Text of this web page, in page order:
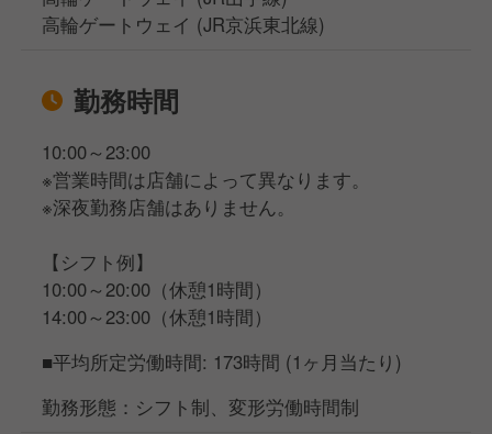
高輪ゲートウェイ (JR京浜東北線)
勤務時間
10:00～23:00
※営業時間は店舗によって異なります。
※深夜勤務店舗はありません。
【シフト例】
10:00～20:00（休憩1時間）
14:00～23:00（休憩1時間）
■平均所定労働時間: 173時間 (1ヶ月当たり)
勤務形態：シフト制、変形労働時間制